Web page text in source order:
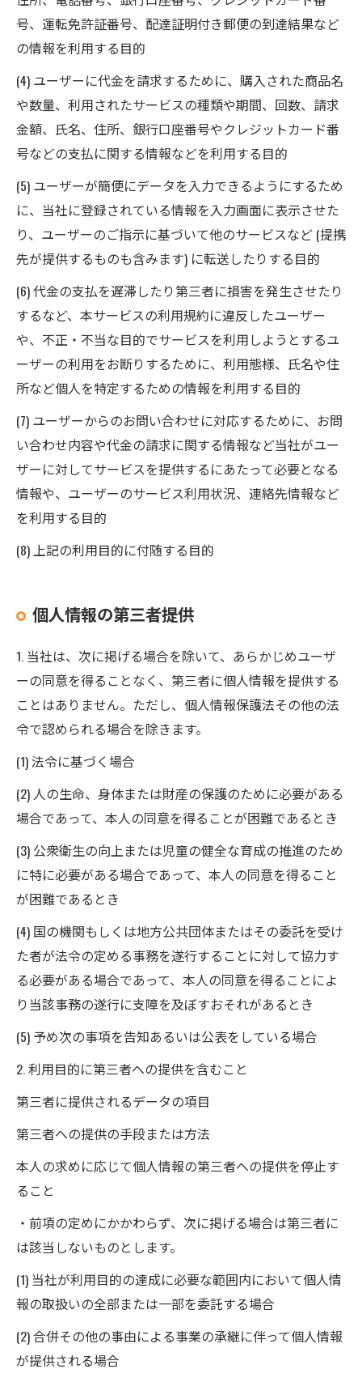
号、運転免許証番号、配達証明付き郵便の到達結果など
の情報を利用する目的
(4) ユーザーに代金を請求するために、購入された商品名
や数量、利用されたサービスの種類や期間、回数、請求
金額、氏名、住所、銀行口座番号やクレジットカード番
号などの支払に関する情報などを利用する目的
(5) ユーザーが簡便にデータを入力できるようにするため
に、当社に登録されている情報を入力画面に表示させた
り、ユーザーのご指示に基づいて他のサービスなど (提携
先が提供するものも含みます) に転送したりする目的
(6) 代金の支払を遅滞したり第三者に損害を発生させたり
するなど、本サービスの利用規約に違反したユーザー
や、不正・不当な目的でサービスを利用しようとするユ
ーザーの利用をお断りするために、利用態様、氏名や住
所など個人を特定するための情報を利用する目的
(7) ユーザーからのお問い合わせに対応するために、お問
い合わせ内容や代金の請求に関する情報など当社がユー
ザーに対してサービスを提供するにあたって必要となる
情報や、ユーザーのサービス利用状況、連絡先情報など
を利用する目的
(8) 上記の利用目的に付随する目的
個人情報の第三者提供
1. 当社は、次に掲げる場合を除いて、あらかじめユーザ
ーの同意を得ることなく、第三者に個人情報を提供する
ことはありません。ただし、個人情報保護法その他の法
令で認められる場合を除きます。
(1) 法令に基づく場合
(2) 人の生命、身体または財産の保護のために必要がある
場合であって、本人の同意を得ることが困難であるとき
(3) 公衆衛生の向上または児童の健全な育成の推進のため
に特に必要がある場合であって、本人の同意を得ること
が困難であるとき
(4) 国の機関もしくは地方公共団体またはその委託を受け
た者が法令の定める事務を遂行することに対して協力す
る必要がある場合であって、本人の同意を得ることによ
り当該事務の遂行に支障を及ぼすおそれがあるとき
(5) 予め次の事項を告知あるいは公表をしている場合
2. 利用目的に第三者への提供を含むこと
第三者に提供されるデータの項目
第三者への提供の手段または方法
本人の求めに応じて個人情報の第三者への提供を停止す
ること
・前項の定めにかかわらず、次に掲げる場合は第三者に
は該当しないものとします。
(1) 当社が利用目的の達成に必要な範囲内において個人情
報の取扱いの全部または一部を委託する場合
(2) 合併その他の事由による事業の承継に伴って個人情報
が提供される場合